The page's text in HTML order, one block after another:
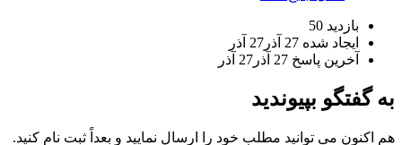
بازدید 50
ایجاد شده 27 آذر
27 آذر
آخرین پاسخ 27 آذر 27 آذر
به گفتگو بپیوندید
هم اکنون می توانید مطلب خود را ارسال نمایید و بعداً ثبت نام کنید.